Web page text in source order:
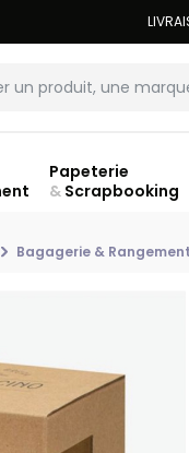
Papeterie
&Scrapbooking
Bagagerie & Rangement